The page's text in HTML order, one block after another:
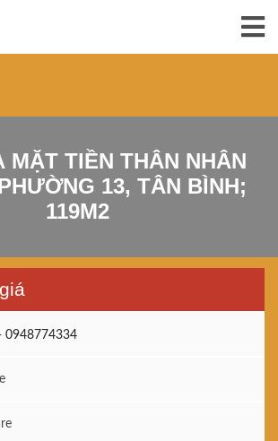
MẶT TIỀN THÂN NHÂN
13, TÂN BÌNH;
119M2
0948774334